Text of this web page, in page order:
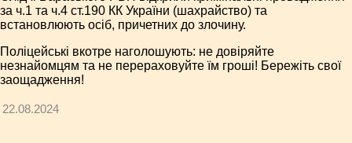
за ч.1 та ч.4 ст.190 КК України (шахрайство) та
встановлюють осіб, причетних до злочину.
Поліцейські вкотре наголошують: не довіряйте
незнайомцям та не перераховуйте їм гроші! Бережіть свої
заощадження!
22.08.2024